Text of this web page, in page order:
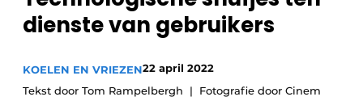
Privacy / Cookie statement
Vacature aanmelden
Video’s
dienste van gebruikers
KOELEN EN VRIEZEN22 april 2022
Tekst door Tom Rampelbergh
Fotografie door Cinem